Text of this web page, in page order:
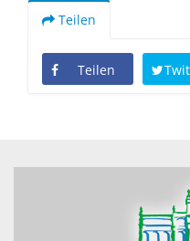
Teilen
Teilen